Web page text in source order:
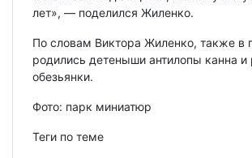
лет», — поделился Жиленко.
По словам Виктора Жиленко, также в
родились детеныши антилопы канна и
обезьянки.
Фото: парк миниатюр
Теги по теме